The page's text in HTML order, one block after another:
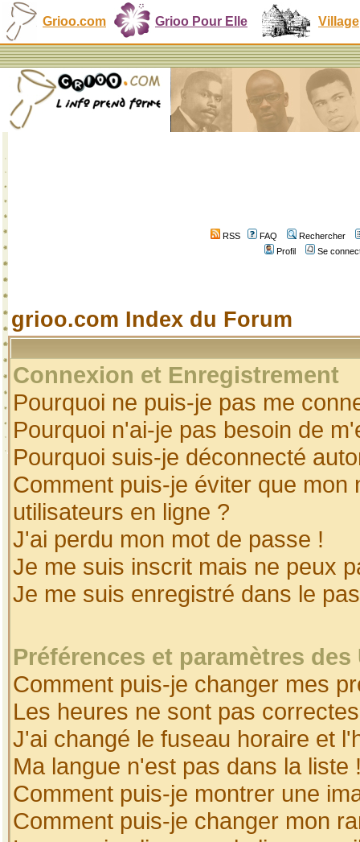
Grioo.com Grioo Pour Elle Village
RSS FAQ
Rechercher
Profil
Se
grioo.com Index du Forum
Connexion et Enregistrement
Pourquoi ne puis-je pas me
Pourquoi n'ai-je pas besoin de
Pourquoi suis-je déconnecté
Comment puis-je éviter que
utilisateurs en ligne ?
J'ai perdu mon mot de passe !
Je me suis inscrit mais ne peux
Je me suis enregistré dans le
Préférences et paramètres
Comment puis-je changer mes
Les heures ne sont pas
J'ai changé le fuseau horaire et
Ma langue n'est pas dans la liste
Comment puis-je montrer une
Comment puis-je changer mon